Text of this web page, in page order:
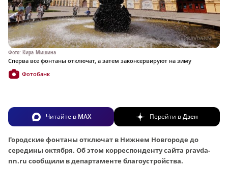
Фото: Кира Мишина
Сперва все фонтаны отключат, а затем законсервируют на зиму
Фотобанк
Читайте в MAX Перейти вДзен
Городские фонтаны отключат в Нижнем Новгороде до
середины октября. Об этом корреспонденту сайта pravda-
nn.ru сообщили в департаменте благоустройства.